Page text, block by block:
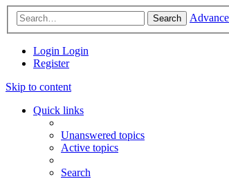
Search
Login Login
Register
Skip to content
Quick links
Unanswered topics
Active topics
Search